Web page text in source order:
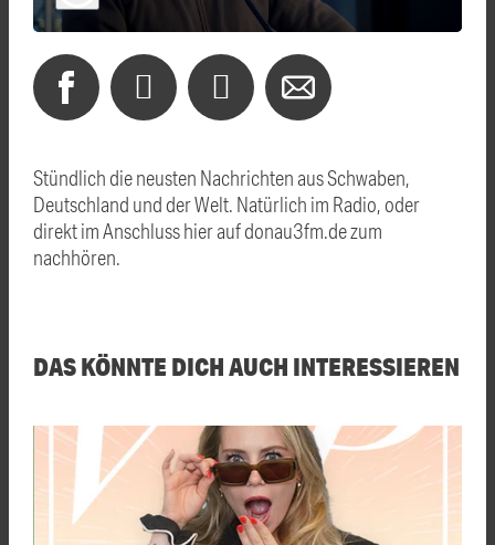
Stündlich die neusten Nachrichten aus Schwaben,
Deutschland und der Welt. Natürlich im Radio, oder
direkt im Anschluss hier auf donau3fm.de zum
nachhören.
DAS KÖNNTE DICH AUCH INTERESSIEREN